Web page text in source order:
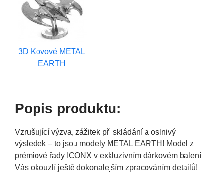
3D Kovové METAL
EARTH
Popis produktu:
Vzrušující výzva, zážitek při skládání a oslnivý
výsledek – to jsou modely METAL EARTH! Model z
prémiové řady ICONX v exkluzivním dárkovém balení
Vás okouzlí ještě dokonalejším zpracováním detailů!